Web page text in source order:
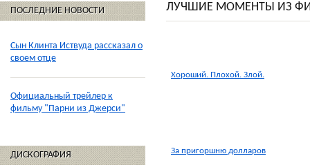
ПОСЛЕДНИЕ НОВОСТИ
Сын Клинта Иствуда рассказал о
своем отце
Официальный трейлер к
фильму "Парни из Джерси"
ДИСКОГРАФИЯ
ЛУЧШИЕ МОМЕНТЫ ИЗ
Хороший. Плохой. Злой.
За пригоршню долларов